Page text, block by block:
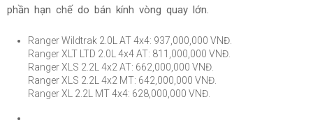
phần hạn chế do bán kính vòng quay lớn.
Ranger Wildtrak 2.0L AT 4x4: 937,000,000 VNĐ.
Ranger XLT LTD 2.0L 4x4 AT: 811,000,000 VNĐ.
Ranger XLS 2.2L 4x2 AT: 662,000,000 VNĐ.
Ranger XLS 2.2L 4x2 MT: 642,000,000 VNĐ.
Ranger XL 2.2L MT 4x4: 628,000,000 VNĐ.